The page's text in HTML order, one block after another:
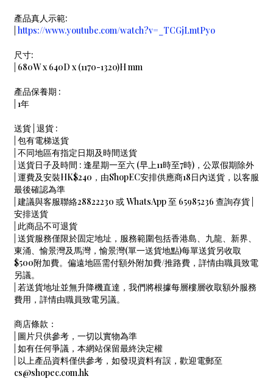
產品真人示範:
https://www.youtube.com/watch?v=_TCGjLmtPyo
尺寸:
| 680W x 640D x (1170-1320)H mm
產品保養期 :
| 1年
送貨 | 退貨 :
| 包有電梯送貨
| 不同地區有指定日期及時間送貨
| 送貨日子及時間 : 逢星期一至六 (早上11時至7時)，公眾假期除外
運費及安裝HK$240 ， 由ShopEC安排供應商18日內送貨，以客服
最後確認為準
| 建議與客服聯絡28822230 或 WhatsApp 至 65985236 查詢存貨 |
安排送貨
| 此商品不可退貨
| 送貨服務僅限於固定地址，服務範圍包括香港島、九龍、新界、
東涌、愉景灣及馬灣，愉景灣(單一送貨地點)每單送貨另收取
$500附加費。偏遠地區需付額外附加費/推路費，詳情由職員致電
另議。
| 若送貨地址並無升降機直達，我們將根據每層樓層收取額外服務
費用，詳情由職員致電另議。
商店條款：
| 圖片只供參考，一切以實物為準
| 如有任何爭議，本網站保留最終決定權
| 以上產品資料僅供參考，如發現資料有誤，歡迎電郵至
cs@shopec.com.hk